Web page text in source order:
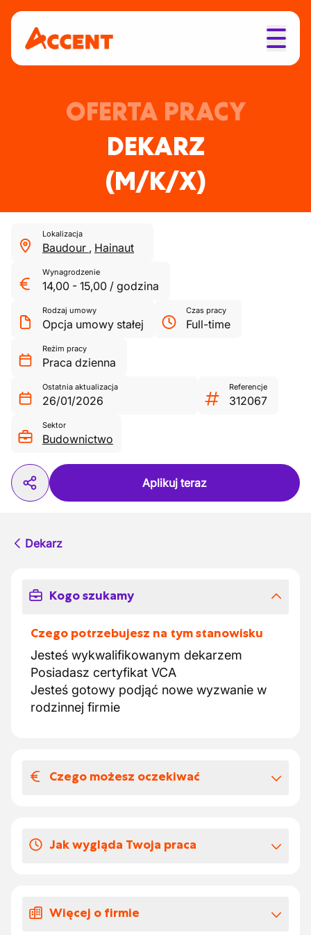
OFERTA PRACY
DEKARZ
(M/K/X)
Lokalizacja
Baudour , Hainaut
Wynagrodzenie
14,00 - 15,00 / godzina
Rodzaj umowy
Opcja umowy stałej
Czas pracy
Full-time
Reżim pracy
Praca dzienna
Ostatnia aktualizacja
26/01/2026
Referencje
312067
Sektor
Budownictwo
Aplikuj teraz
Dekarz
Kogo szukamy
Czego potrzebujesz na tym stanowisku
Jesteś wykwalifikowanym dekarzem
Posiadasz certyfikat VCA
Jesteś gotowy podjąć nowe wyzwanie w
rodzinnej firmie
Czego możesz oczekiwać
Oferujemy długoterminowe zlecenie jako
Proszę jak najszybciej skontaktować się z
naszym biurem pod numerem +32 89 32 30
Jak wygląda Twoja praca
renowacjach.
Więcej o firmie